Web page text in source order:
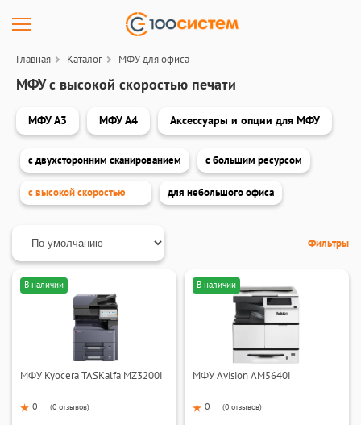
Главная Каталог МФУ для офиса
МФУ с высокой скоростью печати
МФУ А3 МФУ А4 Аксессуары и опции для МФУ
с двухсторонним сканированием с большим ресурсом
с высокой скоростью для небольшого офиса
Фильтры
В наличии
МФУ Kyocera TASKalfa MZ3200i
0 (0 отзывов)
В наличии
МФУ Avision AM5640i
0 (0 отзывов)